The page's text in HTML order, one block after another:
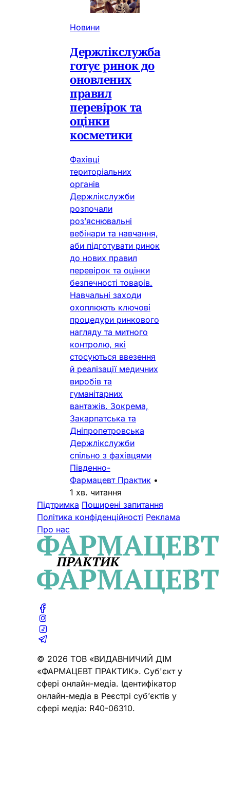
Новини
Держлікслужба
готує ринок до
оновлених
правил
перевірок та
оцінки
косметики
Фахівці
територіальних
органів
Держлікслужби
розпочали
роз’яснювальні
вебінари та навчання,
аби підготувати ринок
до нових правил
перевірок та оцінки
безпечності товарів.
Навчальні заходи
охоплюють ключові
процедури ринкового
нагляду та митного
контролю, які
стосуються ввезення
й реалізації медичних
виробів та
гуманітарних
вантажів. Зокрема,
Закарпатська та
Дніпропетровська
Держлікслужби
спільно з фахівцями
Південно-
Фармацевт Практик •
1 хв. читання
Підтримка Поширені запитання
Політика конфіденційності Реклама
Про нас
© 2026 ТОВ «ВИДАВНИЧИЙ ДІМ
«ФАРМАЦЕВТ ПРАКТИК». Cуб'єкт у
сфері онлайн-медіа. Ідентифікатор
онлайн-медіа в Реєстрі суб’єктів у
сфері медіа: R40-06310.